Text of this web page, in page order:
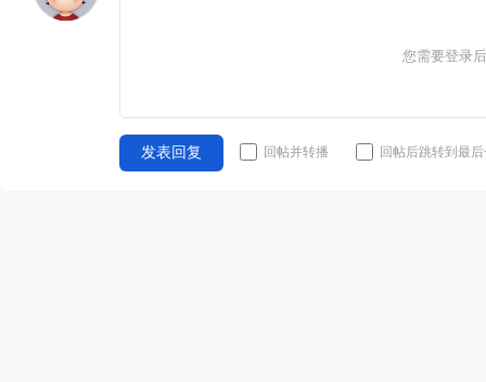
您需要登录
发表回复 回帖并转播 回帖后跳转到最